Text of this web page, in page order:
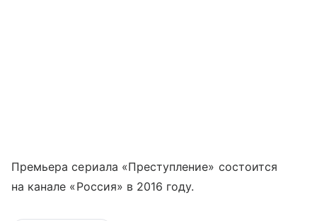
Премьера сериала «Преступление» состоится
на канале «Россия» в 2016 году.